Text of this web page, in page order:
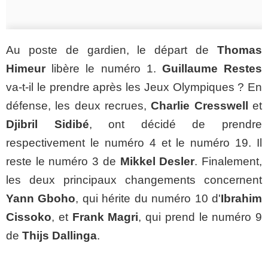
Au poste de gardien, le départ de Thomas
Himeur libère le numéro 1. Guillaume Restes
va-t-il le prendre après les Jeux Olympiques ? En
défense, les deux recrues,Charlie Cresswell
et
Djibril Sidibé, ont décidé de prendre
respectivement le numéro 4 et le numéro 19. Il
reste le numéro 3 de Mikkel Desler. Finalement,
les deux principaux changements concernent
Yann Gboho, qui hérite du numéro 10 d'Ibrahim
Cissoko, et Frank Magri, qui prend le numéro 9
de Thijs Dallinga.